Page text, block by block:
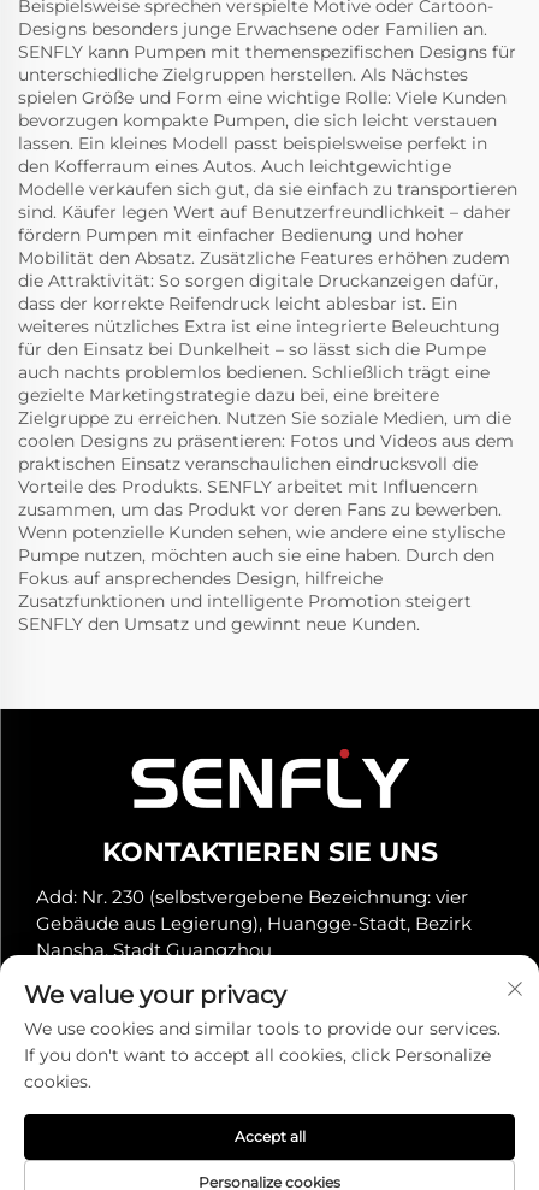
Beispielsweise sprechen verspielte Motive oder Cartoon-
Designs besonders junge Erwachsene oder Familien an.
SENFLY kann Pumpen mit themenspezifischen Designs für
unterschiedliche Zielgruppen herstellen. Als Nächstes
spielen Größe und Form eine wichtige Rolle: Viele Kunden
bevorzugen kompakte Pumpen, die sich leicht verstauen
lassen. Ein kleines Modell passt beispielsweise perfekt in
den Kofferraum eines Autos. Auch leichtgewichtige
Modelle verkaufen sich gut, da sie einfach zu transportieren
sind. Käufer legen Wert auf Benutzerfreundlichkeit – daher
fördern Pumpen mit einfacher Bedienung und hoher
Mobilität den Absatz. Zusätzliche Features erhöhen zudem
die Attraktivität: So sorgen digitale Druckanzeigen dafür,
dass der korrekte Reifendruck leicht ablesbar ist. Ein
weiteres nützliches Extra ist eine integrierte Beleuchtung
für den Einsatz bei Dunkelheit – so lässt sich die Pumpe
auch nachts problemlos bedienen. Schließlich trägt eine
gezielte Marketingstrategie dazu bei, eine breitere
Zielgruppe zu erreichen. Nutzen Sie soziale Medien, um die
coolen Designs zu präsentieren: Fotos und Videos aus dem
praktischen Einsatz veranschaulichen eindrucksvoll die
Vorteile des Produkts. SENFLY arbeitet mit Influencern
zusammen, um das Produkt vor deren Fans zu bewerben.
Wenn potenzielle Kunden sehen, wie andere eine stylische
Pumpe nutzen, möchten auch sie eine haben. Durch den
Fokus auf ansprechendes Design, hilfreiche
Zusatzfunktionen und intelligente Promotion steigert
SENFLY den Umsatz und gewinnt neue Kunden.
KONTAKTIEREN SIE UNS
Add: Nr. 230 (selbstvergebene Bezeichnung: vier
Gebäude aus Legierung), Huangge-Stadt, Bezirk
Nansha, Stadt Guangzhou
Tel.: +86-19966289968
E-Mail:[email protected]
vorbehalten -Datenschutzrichtlinie
We value your privacy
We use cookies and similar tools to provide our services.
If you don't want to accept all cookies, click Personalize
cookies.
Personalize cookies
Accept all